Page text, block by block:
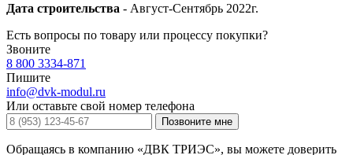
Дата строительства - Август-Сентябрь 2022г.
Есть вопросы по товару или процессу покупки?
Звоните
8 800 3334-871
Пишите
info@dvk-modul.ru
Или оставьте свой номер телефона
Позвоните мне
Обращаясь в компанию «ДВК ТРИЭС», вы можете доверить